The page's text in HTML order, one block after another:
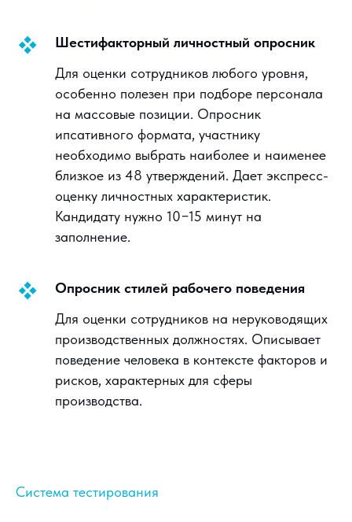
Шестифакторный личностный опросник
Для оценки сотрудников любого уровня,
особенно полезен при подборе персонала
на массовые позиции. Опросник
ипсативного формата, участнику
необходимо выбрать наиболее и наименее
близкое из 48 утверждений. Дает экспресс-
оценку личностных характеристик.
Кандидату нужно 10−15 минут на
заполнение.
Опросник стилей рабочего поведения
Для оценки сотрудников на неруководящих
производственных должностях. Описывает
поведение человека в контексте факторов и
рисков, характерных для сферы
производства.
Система тестирования